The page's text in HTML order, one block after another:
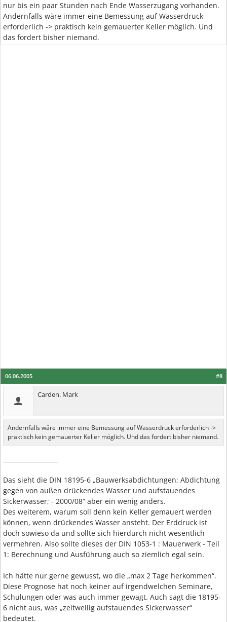
nur bis ein paar Stunden nach Ende Wasserzugang vorhanden.
Andernfalls wäre immer eine Bemessung auf Wasserdruck
erforderlich -> praktisch kein gemauerter Keller möglich. Und
das fordert bisher niemand.
#8
06.06.2005
Carden. Mark
Andernfalls wäre immer eine Bemessung auf Wasserdruck erforderlich ->
praktisch kein gemauerter Keller möglich. Und das fordert bisher niemand.
Das sieht die DIN 18195-6 „Bauwerksabdichtungen; Abdichtung
gegen von außen drückendes Wasser und aufstauendes
Sickerwasser; - 2000/08“ aber ein wenig anders.
Des weiterem, warum soll denn kein Keller gemauert werden
können, wenn drückendes Wasser ansteht. Der Erddruck ist
doch sowieso da und sollte sich hierdurch nicht wesentlich
vermehren. Also sollte dieses der DIN 1053-1 : Mauerwerk - Teil
1: Berechnung und Ausführung auch so ziemlich egal sein.
Ich hätte nur gerne gewusst, wo die „max 2 Tage herkommen“.
Diese Prognose hat noch keiner auf irgendwelchen Seminare,
Schulungen oder was auch immer gewagt. Auch sagt die 18195-
6 nicht aus, was „zeitweilig aufstauendes Sickerwasser“
bedeutet.